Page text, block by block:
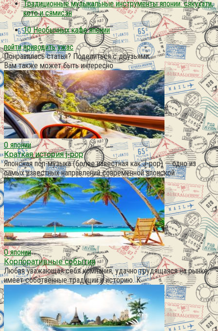
Традиционные музыкальные инструменты японии: сякухати,
кото и сямисэн
10 Необычных кафе японии
пойти приводить ужас
Понравилась статья? Поделиться с друзьями:
Вам также может быть интересно
О японии
Краткая история j-pop
Японская поп-музыка (более известная как J-pop) — одно из
самых известных направлений современной японской
О японии
Корпоративные события
Любая уважающая себя компания, удачно трудящаяся на рынке,
имеет собственные традиции и историю. К